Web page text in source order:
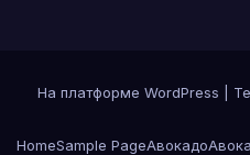
На платформе WordPress
HomeSample PageАвокадо